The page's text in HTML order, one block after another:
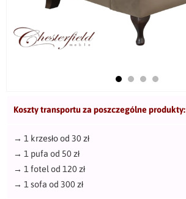
Koszty transportu za poszczególne produkty:
→ 1 krzesło od 30 zł
→ 1 pufa od 50 zł
→ 1 fotel od 120 zł
→ 1 sofa od 300 zł